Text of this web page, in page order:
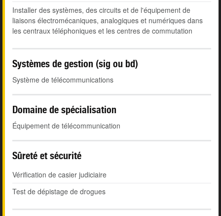
Installer des systèmes, des circuits et de l'équipement de
liaisons électromécaniques, analogiques et numériques dans
les centraux téléphoniques et les centres de commutation
Systèmes de gestion (sig ou bd)
Système de télécommunications
Domaine de spécialisation
Équipement de télécommunication
Sûreté et sécurité
Vérification de casier judiciaire
Test de dépistage de drogues